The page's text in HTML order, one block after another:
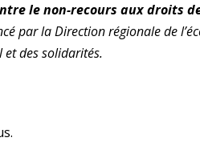
le non-recours aux droits
par la Direction régionale de
et des solidarités.